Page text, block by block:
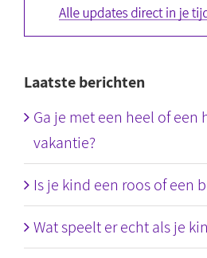
Laatste berichten
Ga je met een heel of een
vakantie?
Is je kind een roos of een
Wat speelt er echt als je